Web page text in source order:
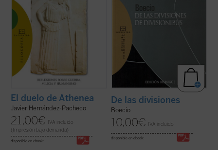
El duelo de Athenea
Javier Hernández-Pacheco
21,00€
IVA incluido
(Impresión bajo demanda)
disponible en ebook:
De las divisiones
Boecio
10,00€ IVA incluido
disponible en ebook: